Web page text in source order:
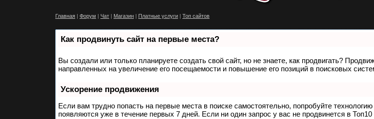
Главная | Форум | Чат | Магазин | Платные услуги | Топ сайтов
Как продвинуть сайт на первые места?
Вы создали или только планируете создать свой сайт, но не знаете, как продвигать?
направленных на увеличение его посещаемости и повышение его позиций в поисковых
Ускорение продвижения
Если вам трудно попасть на первые места в поиске самостоятельно, попробуйте технологию
появляются уже в течение первых 7 дней. Если ни один запрос у вас не продвинется в